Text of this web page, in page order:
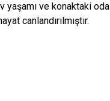
yaşamı ve konaktaki
canlandırılmıştır.